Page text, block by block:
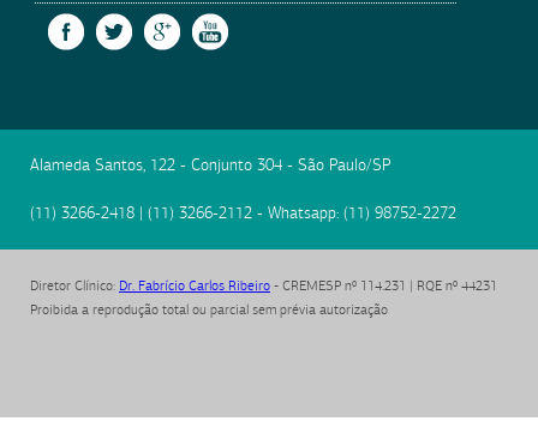
FACEBOOKTWITTERGOOGLE +
Alameda Santos, 122 - Conjunto 304 - São Paulo/SP
(11) 3266-2418 | (11) 3266-2112 - Whatsapp: (11) 98752-2272
Diretor Clínico: Dr. Fabrício Carlos Ribeiro - CREMESP nº 114.231 | RQE nº 44231
Proibida a reprodução total ou parcial sem prévia autorização